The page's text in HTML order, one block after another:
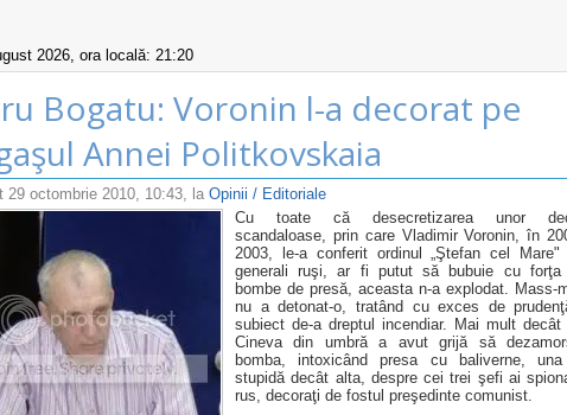
2026, ora locală: 21:20
Bogatu: Voronin l-a decorat pe
Annei Politkovskaia
29 octombrie 2010, 10:43, la Opinii / Editoriale
Cu toate că desecretizarea unor
scandaloase, prin care Vladimir Voronin, în
2003, le-a conferit ordinul „Ştefan cel Mare"
generali ruşi, ar fi putut să bubuie cu forţa
bombe de presă, aceasta n-a explodat. Mass-
nu a detonat-o, tratând cu exces de
subiect de-a dreptul incendiar. Mai mult decât
Cineva din umbră a avut grijă să
bomba, intoxicând presa cu baliverne,
stupidă decât alta, despre cei trei şefi ai
rus, decoraţi de fostul preşedinte comunist.